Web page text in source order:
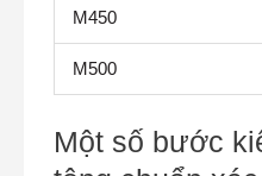
M450
M500
Một số bước